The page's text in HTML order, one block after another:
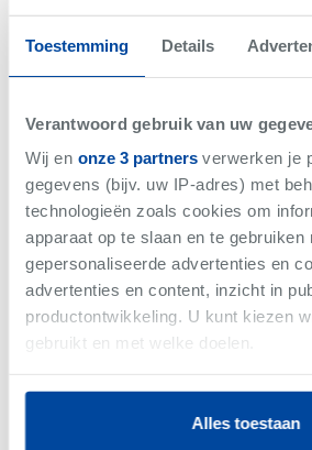
Toestemming Details
Verantwoord gebruik van uw
Wij en onze 3 partnersverwerken je
gegevens (bijv. uw IP-adres) met
technologieën zoals cookies om
apparaat op te slaan en te gebruiken
gepersonaliseerde advertenties en
advertenties en content, inzicht in
productontwikkeling. U kunt kiezen
gebruikt en met welke doelen.
Als u het toestaat, willen we ook
Informatie verzamelen over
Alles toestaan
VERKOCHT
-Woning
Vlaemynck